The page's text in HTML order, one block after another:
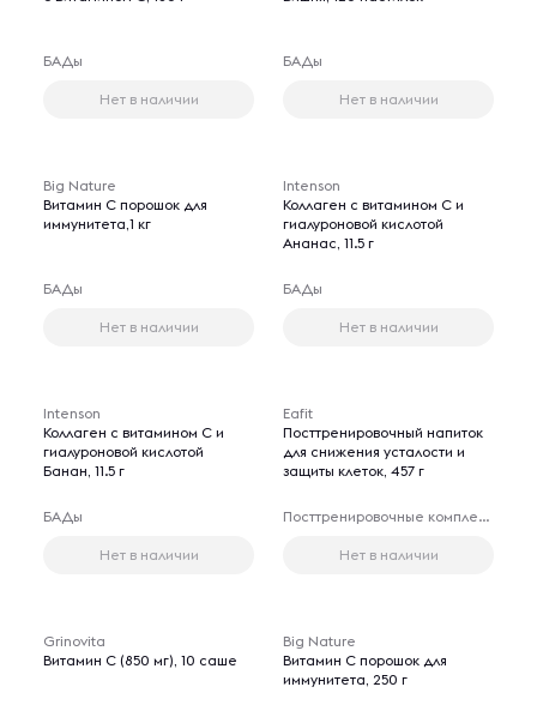
БАДы
Нет в наличии
БАДы
Нет в наличии
Big Nature
Витамин C порошок для
иммунитета,1 кг
БАДы
Нет в наличии
Intenson
Коллаген с витамином C и
гиалуроновой кислотой
Ананас, 11.5 г
БАДы
Нет в наличии
Intenson
Коллаген с витамином C и
гиалуроновой кислотой
Банан, 11.5 г
БАДы
Нет в наличии
Eafit
Посттренировочный напиток
для снижения усталости и
защиты клеток, 457 г
Посттренировочные комплексы
Нет в наличии
Grinovita
Витамин C (850 мг), 10 саше
Big Nature
Витамин C порошок для
иммунитета, 250 г